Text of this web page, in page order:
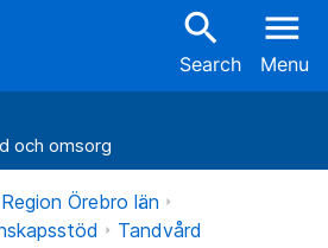
search
Search
menu
Menu
och omsorg
Örebro län
Tandvård